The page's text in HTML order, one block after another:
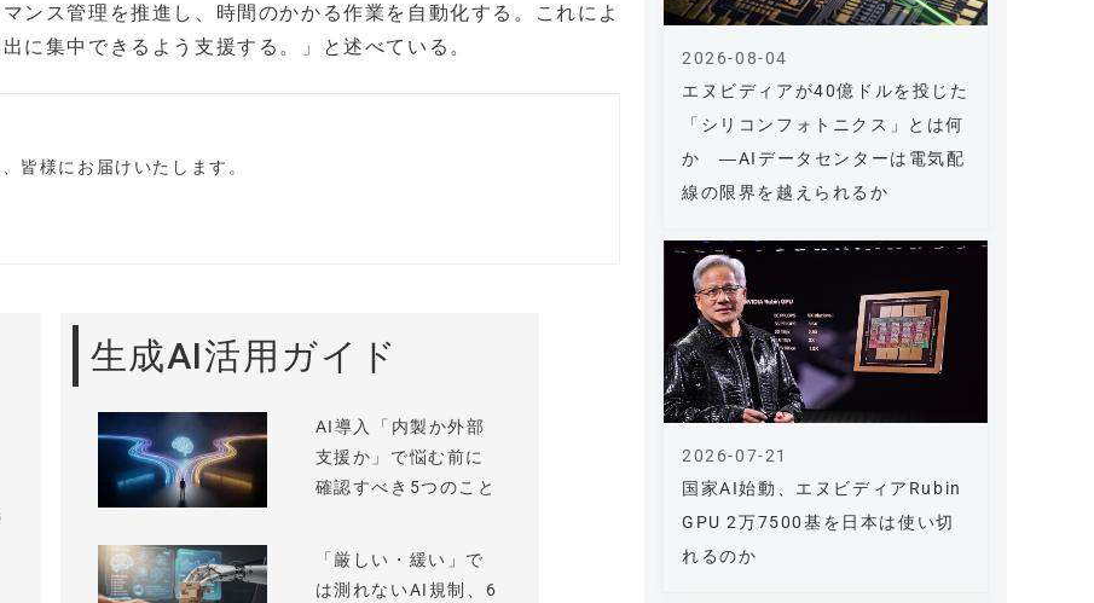
ンス管理を推進し、時間のかかる作業を自動化する。これによ
に集中できるよう支援する。」と述べている。
皆様にお届けいたします。
生成AI活用ガイド
AI導入「内製か外部
支援か」で悩む前に
確認すべき5つのこと
「厳しい・緩い」で
は測れないAI規制、6
エヌビディアが40億ドルを投じた
「シリコンフォトニクス」とは何
か ―AIデータセンターは電気配
線の限界を越えられるか
2026-08-04
国家AI始動、エヌビディアRubin
GPU 2万7500基を日本は使い切
れるのか
2026-07-21